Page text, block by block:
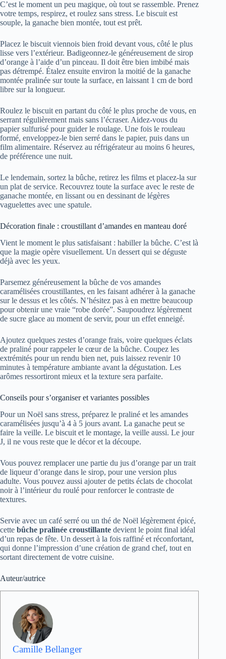
C’est le moment un peu magique, où tout se rassemble. Prenez
votre temps, respirez, et roulez sans stress. Le biscuit est
souple, la ganache bien montée, tout est prêt.
Placez le biscuit viennois bien froid devant vous, côté le plus
lisse vers l’extérieur. Badigeonnez-le généreusement de sirop
d’orange à l’aide d’un pinceau. Il doit être bien imbibé mais
pas détrempé. Étalez ensuite environ la moitié de la ganache
montée pralinée sur toute la surface, en laissant 1 cm de bord
libre sur la longueur.
Roulez le biscuit en partant du côté le plus proche de vous, en
serrant régulièrement mais sans l’écraser. Aidez-vous du
papier sulfurisé pour guider le roulage. Une fois le rouleau
formé, enveloppez-le bien serré dans le papier, puis dans un
film alimentaire. Réservez au réfrigérateur au moins 6 heures,
de préférence une nuit.
Le lendemain, sortez la bûche, retirez les films et placez-la sur
un plat de service. Recouvrez toute la surface avec le reste de
ganache montée, en lissant ou en dessinant de légères
vaguelettes avec une spatule.
Décoration finale : croustillant d’amandes en manteau doré
Vient le moment le plus satisfaisant : habiller la bûche. C’est là
que la magie opère visuellement. Un dessert qui se déguste
déjà avec les yeux.
Parsemez généreusement la bûche de vos amandes
caramélisées croustillantes, en les faisant adhérer à la ganache
sur le dessus et les côtés. N’hésitez pas à en mettre beaucoup
pour obtenir une vraie “robe dorée”. Saupoudrez légèrement
de sucre glace au moment de servir, pour un effet enneigé.
Ajoutez quelques zestes d’orange frais, voire quelques éclats
de praliné pour rappeler le cœur de la bûche. Coupez les
extrémités pour un rendu bien net, puis laissez revenir 10
minutes à température ambiante avant la dégustation. Les
arômes ressortiront mieux et la texture sera parfaite.
Conseils pour s’organiser et variantes possibles
Pour un Noël sans stress, préparez le praliné et les amandes
caramélisées jusqu’à 4 à 5 jours avant. La ganache peut se
faire la veille. Le biscuit et le montage, la veille aussi. Le jour
J, il ne vous reste que le décor et la découpe.
Vous pouvez remplacer une partie du jus d’orange par un trait
de liqueur d’orange dans le sirop, pour une version plus
adulte. Vous pouvez aussi ajouter de petits éclats de chocolat
noir à l’intérieur du roulé pour renforcer le contraste de
textures.
Servie avec un café serré ou un thé de Noël légèrement épicé,
cette bûche pralinée croustillante devient le point final idéal
d’un repas de fête. Un dessert à la fois raffiné et réconfortant,
qui donne l’impression d’une création de grand chef, tout en
sortant directement de votre cuisine.
Auteur/autrice
Camille Bellanger